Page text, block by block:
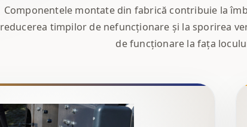
Componentele montate din fabrică contribuie la
reducerea timpilor de nefuncționare și la sporirea
de funcționare la fața